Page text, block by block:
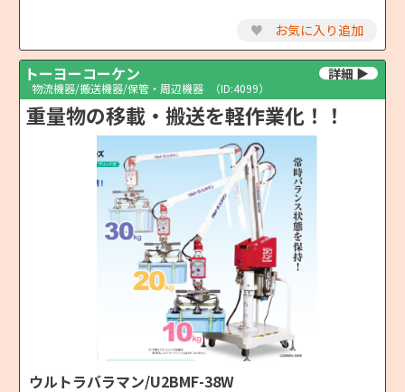
♥ お気に入り追加
トーヨーコーケン
物流機器/搬送機器/保管・周辺機器 （ID:4099）
重量物の移載・搬送を軽作業化！！
ウルトラバラマン/U2BMF-38W